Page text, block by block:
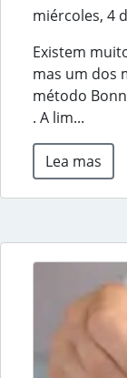
miércoles, 4
Existem
mas um dos
método
. A lim...
Lea mas